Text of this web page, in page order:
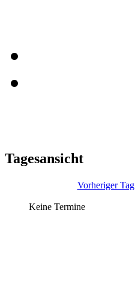
Tagesansicht
Vorheriger Tag
Keine Termine